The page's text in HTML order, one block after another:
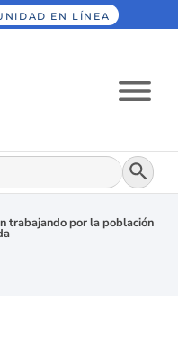
EN LÍNEA
Botón
trabajando por la población